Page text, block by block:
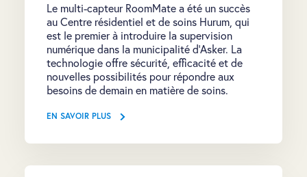
Le multi-capteur RoomMate a été un succès
au Centre résidentiel et de soins Hurum, qui
est le premier à introduire la supervision
numérique dans la municipalité d'Asker. La
technologie offre sécurité, efficacité et de
nouvelles possibilités pour répondre aux
besoins de demain en matière de soins.
EN SAVOIR PLUS